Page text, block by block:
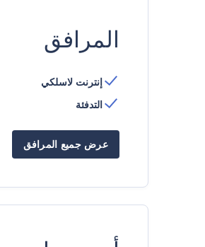
المرافق
إنترنت لاسلكي
التدفئة
عرض جميع المرافق